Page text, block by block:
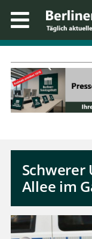
Schwerer
Allee im